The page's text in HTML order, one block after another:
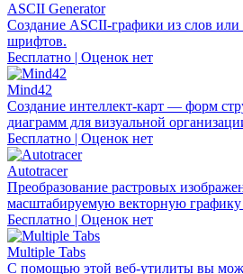
ASCII Generator
Создание ASCII-графики из слов или
шрифтов.
Бесплатно | Оценок нет
Mind42
Создание интеллект-карт — форм
диаграмм для визуальной
Бесплатно | Оценок нет
Autotracer
Преобразование растровых
масштабируемую векторную
Бесплатно | Оценок нет
Multiple Tabs
С помощью этой веб-утилиты вы